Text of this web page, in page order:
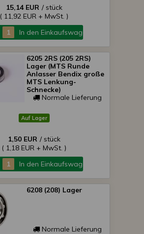
15,14 EUR / stück
( 11,92 EUR + MwSt. )
In den Einkaufswagen
6205 2RS (205 2RS)
Lager (MTS Runde
Anlasser Bendix große
MTS Lenkung-
Schnecke)
Normale Lieferung
Auf Lager
1,50 EUR / stück
( 1,18 EUR + MwSt. )
In den Einkaufswagen
6208 (208) Lager
Normale Lieferung